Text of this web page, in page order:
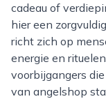
cadeau of
hier een
richt zich op
energie en
voorbijgangers
van angelshop